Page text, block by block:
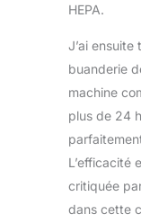
HEPA.
J’ai
buanderie
machine
plus de 24
L’efficacité
critiquée
dans cette